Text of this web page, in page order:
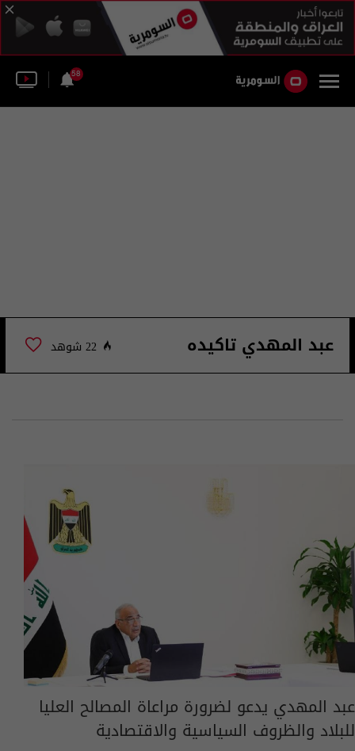
58
عبد المهدي تاكيده 22 شوهد
عبد المهدي يدعو لضرورة مراعاة المصالح العليا
للبلاد والظروف السياسية والاقتصادية